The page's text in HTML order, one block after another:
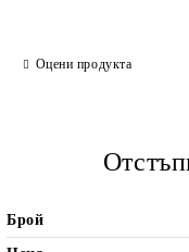
Оцени продукта
Брой